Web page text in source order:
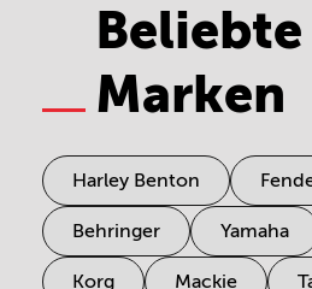
Beliebte
Marken
Harley Benton
Behringer Yamaha
Korg Mackie